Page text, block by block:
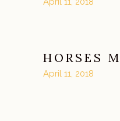
HORSES
April 11, 2018